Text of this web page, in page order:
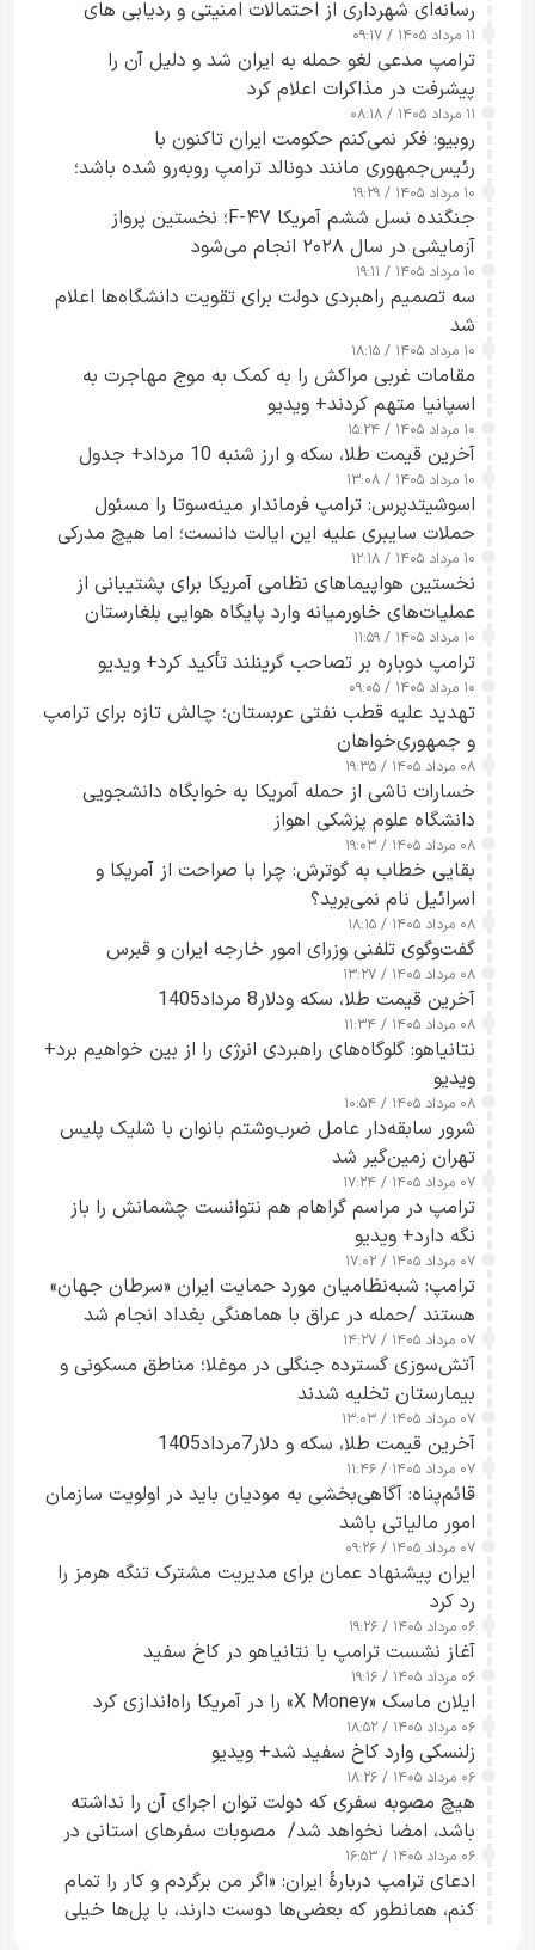
رسانه‌ای شهرداری از احتمالات امنیتی و ردیابی های
جاسوسی گفت
۱۱ مرداد ۱۴۰۵ / ۰۹:۱۷
ترامپ مدعی لغو حمله به ایران شد و دلیل آن را
پیشرفت در مذاکرات اعلام کرد
۱۱ مرداد ۱۴۰۵ / ۰۸:۱۸
روبیو: فکر نمی‌کنم حکومت ایران تاکنون با
رئیس‌جمهوری مانند دونالد ترامپ روبه‌رو شده باشد؛
کسی که واقعاً دست به اقدام می‌زند
۱۰ مرداد ۱۴۰۵ / ۱۹:۲۹
جنگنده نسل ششم آمریکا F-۴۷؛ نخستین پرواز
آزمایشی در سال ۲۰۲۸ انجام می‌شود
۱۰ مرداد ۱۴۰۵ / ۱۹:۱۱
سه تصمیم راهبردی دولت برای تقویت دانشگاه‌ها اعلام
شد
۱۰ مرداد ۱۴۰۵ / ۱۸:۱۵
مقامات غربی مراکش را به کمک به موج مهاجرت به
اسپانیا متهم کردند+ ویدیو
۱۰ مرداد ۱۴۰۵ / ۱۵:۲۴
آخرین قیمت طلا، سکه و ارز شنبه 10 مرداد+ جدول
۱۰ مرداد ۱۴۰۵ / ۱۳:۰۸
اسوشیتدپرس: ترامپ فرماندار مینه‌سوتا را مسئول
حملات سایبری علیه این ایالت دانست؛ اما هیچ مدرکی
ارائه نکرد
۱۰ مرداد ۱۴۰۵ / ۱۲:۱۸
نخستین هواپیماهای نظامی آمریکا برای پشتیبانی از
عملیات‌های خاورمیانه وارد پایگاه هوایی بلغارستان
شدند
۱۰ مرداد ۱۴۰۵ / ۱۱:۵۹
ترامپ دوباره بر تصاحب گرینلند تأکید کرد+ ویدیو
۱۰ مرداد ۱۴۰۵ / ۰۹:۰۵
تهدید علیه قطب نفتی عربستان؛ چالش تازه برای ترامپ
و جمهوری‌خواهان
۰۸ مرداد ۱۴۰۵ / ۱۹:۳۵
خسارات ناشی از حمله آمریکا به خوابگاه دانشجویی
دانشگاه علوم پزشکی اهواز
۰۸ مرداد ۱۴۰۵ / ۱۹:۰۳
بقایی خطاب به گوترش: چرا با صراحت از آمریکا و
اسرائیل نام نمی‌برید؟
۰۸ مرداد ۱۴۰۵ / ۱۸:۱۵
گفت‌وگوی تلفنی وزرای امور خارجه ایران و قبرس
۰۸ مرداد ۱۴۰۵ / ۱۳:۲۷
آخرین قیمت طلا، سکه ودلار8 مرداد1405
۰۸ مرداد ۱۴۰۵ / ۱۱:۳۴
نتانیاهو: گلوگاه‌های راهبردی انرژی را از بین خواهیم برد+
ویدیو
۰۸ مرداد ۱۴۰۵ / ۱۰:۵۴
شرور سابقه‌دار عامل ضرب‌وشتم بانوان با شلیک پلیس
تهران زمین‌گیر شد
۰۷ مرداد ۱۴۰۵ / ۱۷:۲۴
ترامپ در مراسم گراهام هم نتوانست چشمانش را باز
نگه دارد+ ویدیو
۰۷ مرداد ۱۴۰۵ / ۱۷:۰۲
ترامپ: شبه‌نظامیان مورد حمایت ایران «سرطان جهان»
هستند /حمله در عراق با هماهنگی بغداد انجام شد
۰۷ مرداد ۱۴۰۵ / ۱۴:۲۷
آتش‌سوزی گسترده جنگلی در موغلا؛ مناطق مسکونی و
بیمارستان تخلیه شدند
۰۷ مرداد ۱۴۰۵ / ۱۳:۰۳
آخرین قیمت طلا، سکه و دلار7مرداد1405
۰۷ مرداد ۱۴۰۵ / ۱۱:۴۶
قائم‌پناه: آگاهی‌بخشی به مودیان باید در اولویت سازمان
امور مالیاتی باشد
۰۷ مرداد ۱۴۰۵ / ۰۹:۲۶
ایران پیشنهاد عمان برای مدیریت مشترک تنگه هرمز را
رد کرد
۰۶ مرداد ۱۴۰۵ / ۱۹:۲۶
آغاز نشست ترامپ با نتانیاهو در کاخ سفید
۰۶ مرداد ۱۴۰۵ / ۱۹:۱۶
ایلان ماسک «X Money» را در آمریکا راه‌اندازی کرد
۰۶ مرداد ۱۴۰۵ / ۱۸:۵۲
زلنسکی وارد کاخ سفید شد+ ویدیو
۰۶ مرداد ۱۴۰۵ / ۱۸:۲۶
هیچ مصوبه سفری که دولت توان اجرای آن را نداشته
باشد، امضا نخواهد شد/ مصوبات سفرهای استانی در
چارچوب قانون بودجه است+ عکس
۰۶ مرداد ۱۴۰۵ / ۱۶:۵۳
ادعای ترامپ دربارهٔ ایران: «اگر من برگردم و کار را تمام
کنم، همانطور که بعضی‌ها دوست دارند، با پل‌ها خیلی